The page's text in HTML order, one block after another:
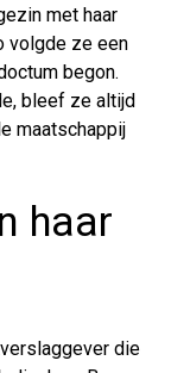
met haar
volgde ze een
begon.
bleef ze altijd
maatschappij
haar
die